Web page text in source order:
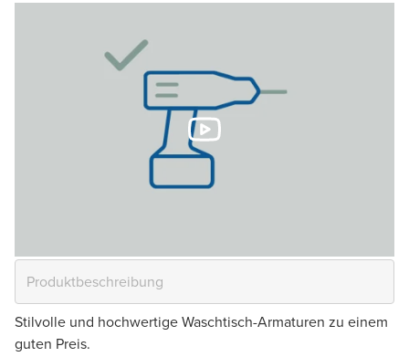
Stilvolle und hochwertige Waschtisch-Armaturen zu einem
guten Preis.